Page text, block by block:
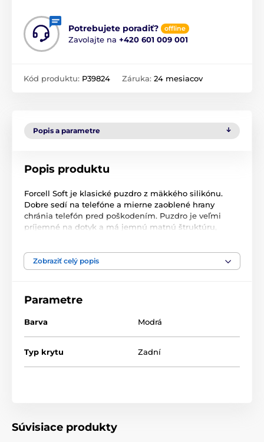
Potrebujete poradiť? offline
Zavolajte na +420 601 009 001
Kód produktu: P39824 Záruka: 24 mesiacov
Popis a parametre
Popis produktu
Forcell Soft je klasické puzdro z mäkkého silikónu.
Dobre sedí na telefóne a mierne zaoblené hrany
chránia telefón pred poškodením. Puzdro je veľmi
príjemné na dotyk a má jemnú matnú štruktúru,
alebo reproduktory a zabudované prekrytia tlačidiel.
Zobraziť celý popis
Parametre
Barva Modrá
Typ krytu Zadní
Súvisiace produkty